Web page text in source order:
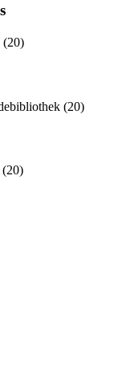
(20)
(20)
(20)